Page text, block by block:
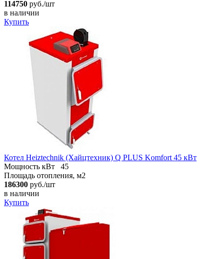
114750 руб./шт
в наличии
Купить
Котел Heiztechnik (Хайцтехник) Q PLUS Komfort 45 кВт
Мощность кВт
45
Площадь отопления, м2
186300 руб./шт
в наличии
Купить